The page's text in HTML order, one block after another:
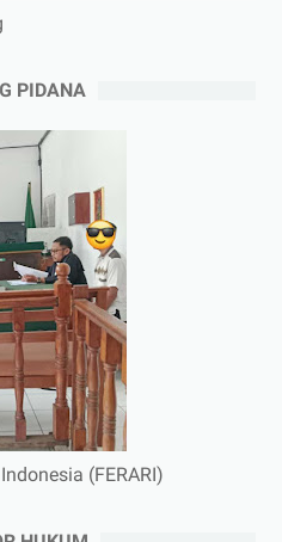
PIDANA
(FERARI)